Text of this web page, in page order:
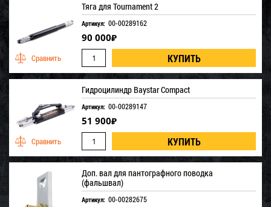
Тяга для Tournament 2
Артикул: 00-00289162
90 000₽
Гидроцилиндр Baystar Compact
Артикул: 00-00289147
51 900₽
Доп. вал для пантографного поводка
(фальшвал)
Артикул: 00-00282675